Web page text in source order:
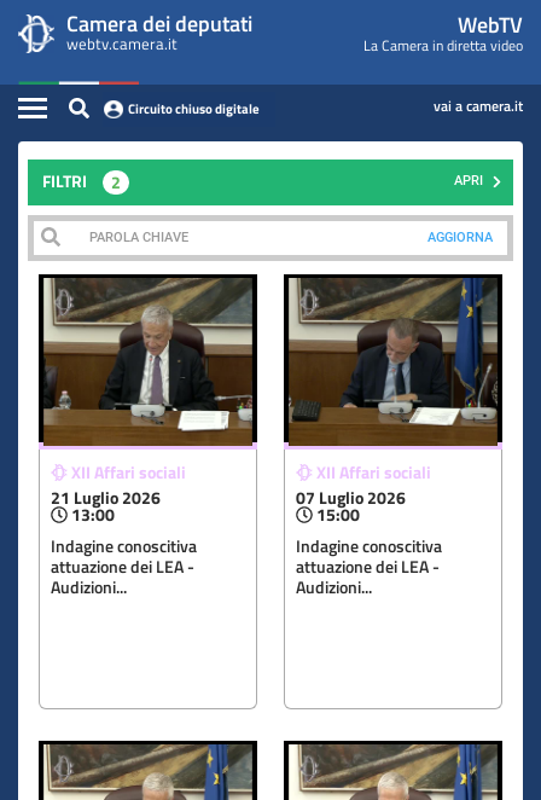
contenuto
principale
WebTV
Camera
dei
Deputati
menu
di
navigazione
Camera dei deputati
webtv.camera.it
WebTV
La Camera in diretta video
Home
Assemblea
Presidente
Commissioni
Eventi
Conferenze Stampa
Cerca
Circuito chiuso digitale
Circuito chiuso digitale vai a camera.it
Contenuto
FILTRI 2 APRI
AGGIORNA
XII Affari sociali
21 Luglio 2026
13:00
Indagine conoscitiva
attuazione dei LEA -
Audizioni...
XII Affari sociali
07 Luglio 2026
15:00
Indagine conoscitiva
attuazione dei LEA -
Audizioni...